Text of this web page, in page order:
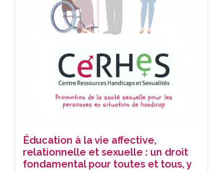
Éducation à la vie affective,
relationnelle et sexuelle : un droit
fondamental pour toutes et tous, y